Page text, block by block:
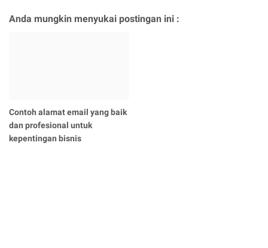
Anda mungkin menyukai postingan ini :
Contoh alamat email yang baik
dan profesional untuk
kepentingan bisnis